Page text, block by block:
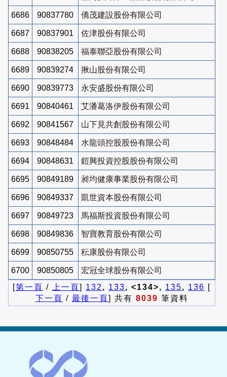
6686 90837780 僑茂建設股份有限公司
6687 90837901 佐津股份有限公司
6688 90838205 福泰聯亞股份有限公司
6689 90839274 揪山股份有限公司
6690 90839773 永安盛股份有限公司
6691 90840461 艾潘葛洛伊股份有限公司
6692 90841567 山下見共創股份有限公司
6693 90848484 水龍頭控股股份有限公司
6694 90848631 鎧興投資控股股份有限公司
6695 90849189 昶均健康事業股份有限公司
6696 90849337 凱世資本股份有限公司
6697 90849723 馬福斯投資股份有限公司
6698 90849836 智寶教育股份有限公司
6699 90850755 秐康股份有限公司
6700 90850805
宏冠全球股份有限公司
[第一頁 / 上一頁] 132 , 133, <134>, 135, 136 [
下一頁 / 最後一頁] 共有 8039 筆資料